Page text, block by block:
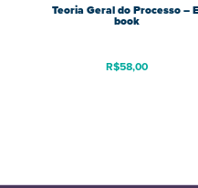
Teoria Geral do Processo –
book
R$58,00